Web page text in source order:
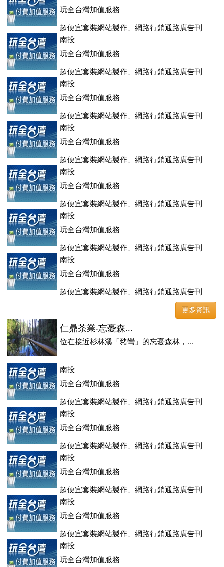
玩全台灣加值服務
超便宜套裝網站製作、網路行銷通路廣告刊
登、訂房系統、客房委託旅行社銷售，全面優惠中....
南投
玩全台灣加值服務
超便宜套裝網站製作、網路行銷通路廣告刊
登、訂房系統、客房委託旅行社銷售，全面優惠中....
南投
玩全台灣加值服務
超便宜套裝網站製作、網路行銷通路廣告刊
登、訂房系統、客房委託旅行社銷售，全面優惠中....
南投
玩全台灣加值服務
超便宜套裝網站製作、網路行銷通路廣告刊
登、訂房系統、客房委託旅行社銷售，全面優惠中....
南投
玩全台灣加值服務
超便宜套裝網站製作、網路行銷通路廣告刊
登、訂房系統、客房委託旅行社銷售，全面優惠中....
南投
玩全台灣加值服務
超便宜套裝網站製作、網路行銷通路廣告刊
登、訂房系統、客房委託旅行社銷售，全面優惠中....
南投
玩全台灣加值服務
超便宜套裝網站製作、網路行銷通路廣告刊
登、訂房系統、客房委託旅行社銷售，全面優惠中....
更多資訊
仁鼎茶業‧忘憂森...
位在接近杉林溪「豬彎」的忘憂森林，...
南投
玩全台灣加值服務
超便宜套裝網站製作、網路行銷通路廣告刊
登、訂房系統、客房委託旅行社銷售，全面優惠中....
南投
玩全台灣加值服務
超便宜套裝網站製作、網路行銷通路廣告刊
登、訂房系統、客房委託旅行社銷售，全面優惠中....
南投
玩全台灣加值服務
超便宜套裝網站製作、網路行銷通路廣告刊
登、訂房系統、客房委託旅行社銷售，全面優惠中....
南投
玩全台灣加值服務
超便宜套裝網站製作、網路行銷通路廣告刊
登、訂房系統、客房委託旅行社銷售，全面優惠中....
南投
玩全台灣加值服務